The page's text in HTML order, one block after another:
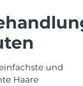
und
Haare
Erwartete Lieferung
13/08/2026
Erwartete Lieferung
10/08/2026